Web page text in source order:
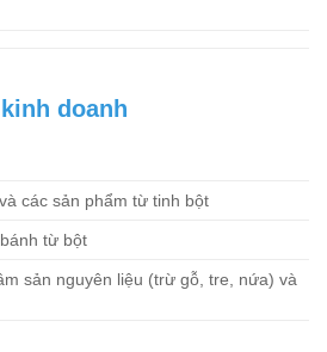
doanh
các sản phẩm từ tinh bột
từ bột
sản nguyên liệu (trừ gỗ, tre, nứa) và